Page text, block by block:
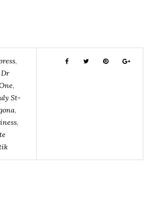
,
Dr
,
St-
,
,